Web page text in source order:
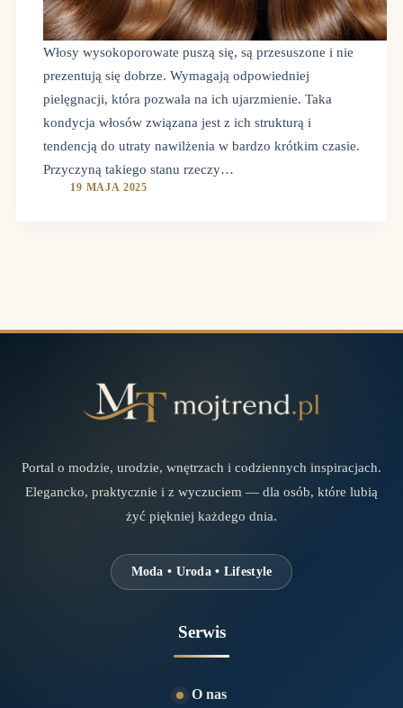
Włosy wysokoporowate puszą się, są przesuszone i nie
prezentują się dobrze. Wymagają odpowiedniej
pielęgnacji, która pozwala na ich ujarzmienie. Taka
kondycja włosów związana jest z ich strukturą i
tendencją do utraty nawilżenia w bardzo krótkim czasie.
Przyczyną takiego stanu rzeczy…
19 MAJA 2025
Portal o modzie, urodzie, wnętrzach i codziennych inspiracjach.
Elegancko, praktycznie i z wyczuciem — dla osób, które lubią
żyć piękniej każdego dnia.
Moda • Uroda • Lifestyle
Serwis
O nas